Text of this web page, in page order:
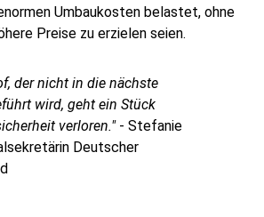
Umbaukosten belastet, ohne
Preise zu erzielen seien.
der nicht in die nächste
wird, geht ein Stück
verloren."- Stefanie
Deutscher